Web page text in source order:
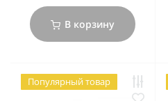
В корзину
Популярный товар